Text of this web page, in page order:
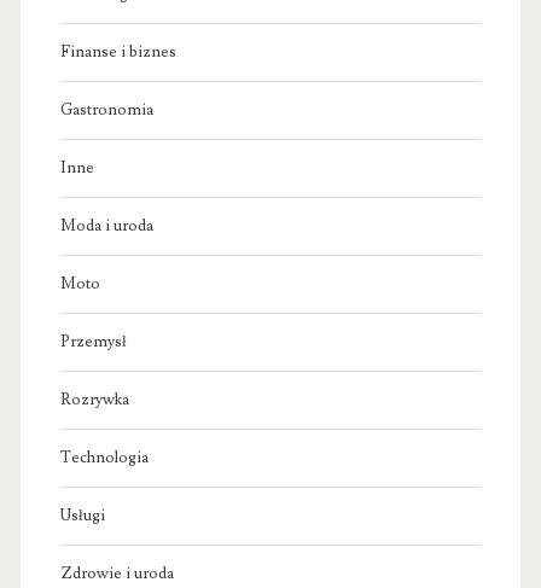
Finanse i biznes
Gastronomia
Inne
Moda i uroda
Moto
Przemysł
Rozrywka
Technologia
Usługi
Zdrowie i uroda